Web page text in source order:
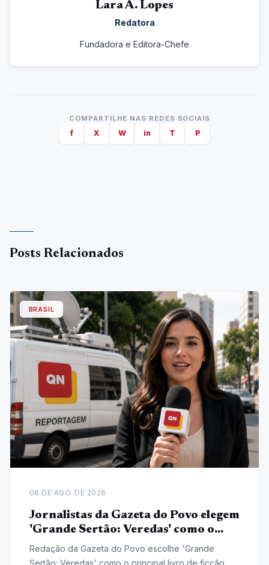
Lara A. Lopes
Redatora
Fundadora e Editora-Chefe
COMPARTILHE NAS REDES SOCIAIS
f X W in T P
Posts Relacionados
BRASIL
08 DE AGO. DE 2026
Jornalistas da Gazeta do Povo elegem
'Grande Sertão: Veredas' como o
melhor livro brasileiro de ficção
Redação da Gazeta do Povo escolhe 'Grande
Sertão: Veredas' como o principal livro de ficção